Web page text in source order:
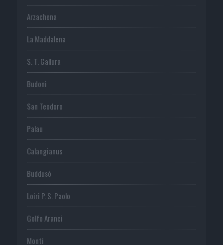
Arzachena
La Maddalena
S. T. Gallura
Budoni
San Teodoro
Palau
Calangianus
Buddusò
Loiri P. S. Paolo
Golfo Aranci
Monti